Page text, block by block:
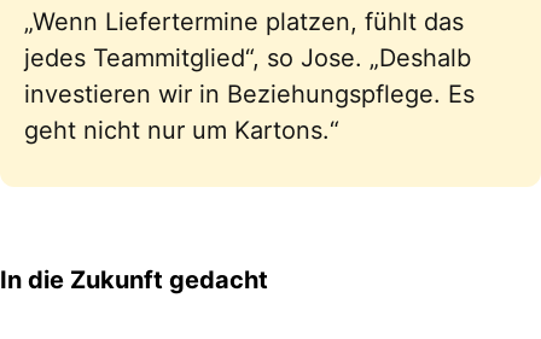
„Wenn Liefertermine platzen, fühlt das
jedes Teammitglied“, so Jose. „Deshalb
investieren wir in Beziehungspflege. Es
geht nicht nur um Kartons.“
In die Zukunft gedacht